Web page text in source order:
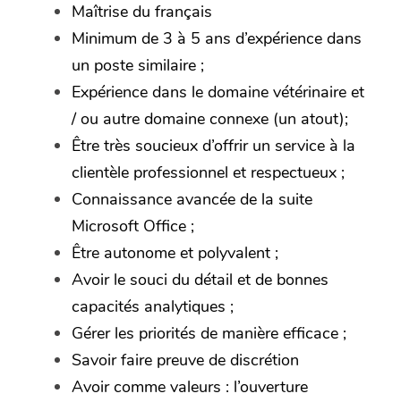
Maîtrise du français
Minimum de 3 à 5 ans d’expérience dans
un poste similaire ;
Expérience dans le domaine vétérinaire et
/ ou autre domaine connexe (un atout);
Être très soucieux d’offrir un service à la
clientèle professionnel et respectueux ;
Connaissance avancée de la suite
Microsoft Office ;
Être autonome et polyvalent ;
Avoir le souci du détail et de bonnes
capacités analytiques ;
Gérer les priorités de manière efficace ;
Savoir faire preuve de discrétion
Avoir comme valeurs : l’ouverture